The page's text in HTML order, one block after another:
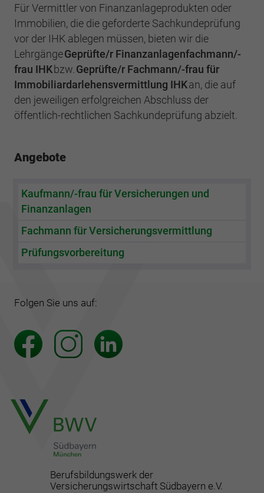
Für Vermittler von Finanzanlageprodukten oder
Immobilien, die die geforderte Sachkundeprüfung
vor der IHK ablegen müssen, bieten wir die
LehrgängeGeprüfte/r Finanzanlagenfachmann/-
frau IHKbzw.Geprüfte/r Fachmann/-frau für
Immobiliardarlehensvermittlung IHKan, die auf
den jeweiligen erfolgreichen Abschluss der
öffentlich-rechtlichen Sachkundeprüfung abzielt.
Angebote
Kaufmann/-frau für Versicherungen und
Finanzanlagen
Fachmann für Versicherungsvermittlung
Prüfungsvorbereitung
Folgen Sie uns auf:
Berufsbildungswerk der
Versicherungswirtschaft Südbayern e.V.